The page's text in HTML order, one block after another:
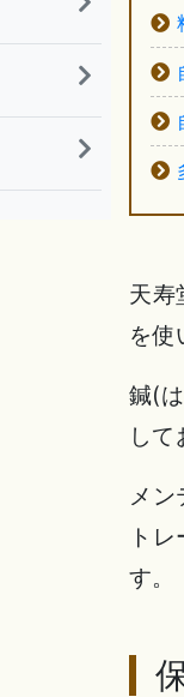
天寿
を使
鍼(
し
メ
ト
す。